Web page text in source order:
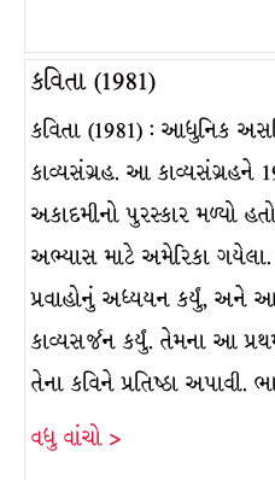
કવિતા (1981)
કવિતા (1981) : આધુનિક
કાવ્યસંગ્રહ. આ કાવ્યસંગ્રહને
અકાદમીનો પુરસ્કાર મળ્યો
અભ્યાસ માટે અમેરિકા
પ્રવાહોનું અધ્યયન કર્યું, અને
કાવ્યસર્જન કર્યું. તેમના આ
તેના કવિને પ્રતિષ્ઠા
વધુ વાંચો >